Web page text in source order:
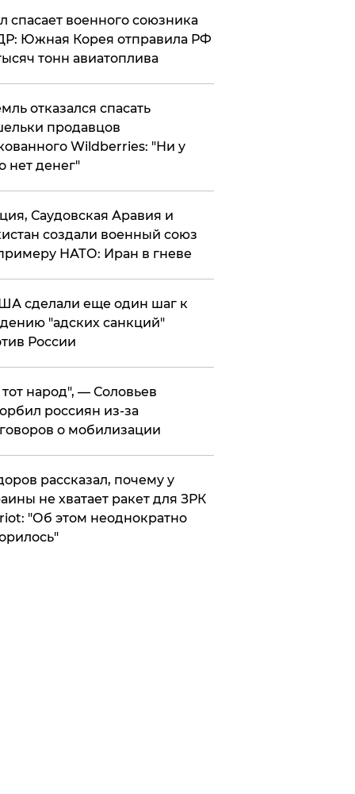
спасает военного союзника
Южная Корея отправила РФ
тонн авиатоплива
отказался спасать
продавцов
Wildberries: "Ни у
нет денег"
Саудовская Аравия и
создали военный союз
НАТО: Иран в гневе
сделали еще один шаг к
"адских санкций"
России
народ", — Соловьев
россиян из-за
о мобилизации
рассказал, почему у
не хватает ракет для ЗРК
"Об этом неоднократно